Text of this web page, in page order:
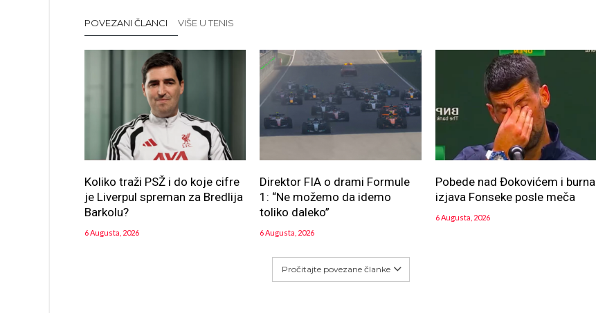
POVEZANI ČLANCI VIŠE U TENIS
Koliko traži PSŽ i do koje cifre
je Liverpul spreman za Bredlija
Barkolu?
6 Augusta, 2026
Direktor FIA o drami Formule
1: “Ne možemo da idemo
toliko daleko”
6 Augusta, 2026
Pobede nad Đokovićem i burna
izjava Fonseke posle meča
6 Augusta, 2026
Pročitajte povezane članke